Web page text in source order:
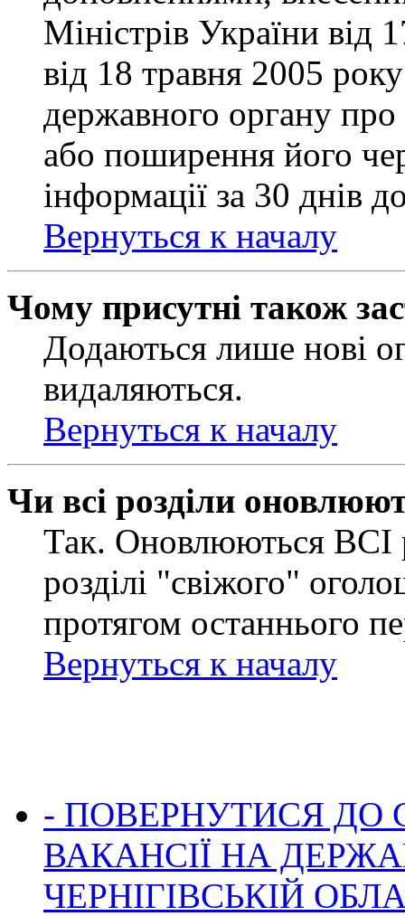
Міністрів України від
від 18 травня 2005
державного органу
або поширення його
інформації за 30 днів
Вернуться к началу
Чому присутні також
Додаються лише нові
видаляються.
Вернуться к началу
Чи всі розділи
Так. Оновлюються ВСІ
розділі "свіжого"
протягом останнього
Вернуться к началу
- ПОВЕРНУТИСЯ ДО
ВАКАНСІЇ НА
ЧЕРНІГІВСЬКІЙ